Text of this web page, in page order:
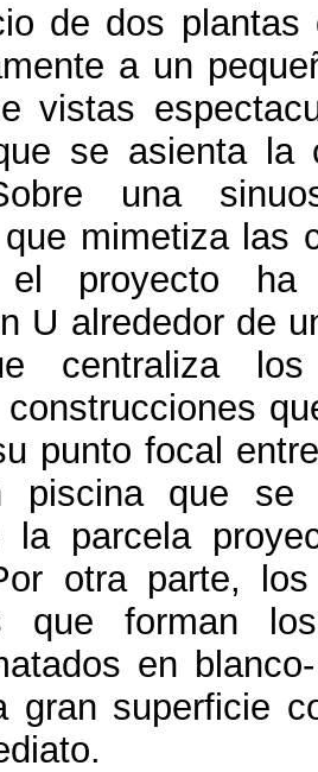
de dos plantas
a un
vistas
se asienta la
una
mimetiza las
proyecto ha
U alrededor de
centraliza
punto focal
piscina que se
la parcela
otra parte,
que forman
en
gran superficie